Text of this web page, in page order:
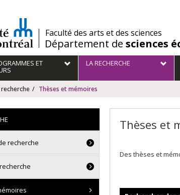
/Faculté des arts et des sciences
Département de sciences
ET LA RECHERCHE
recherche Thèses et mémoires
Thèses et
Des thèses et
recherche